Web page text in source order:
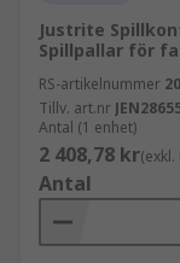
Justrite
Spillpallar för
RS-artikelnummer
Tillv. art.nr
Antal (1 enhet)
2 408,78 kr
Antal